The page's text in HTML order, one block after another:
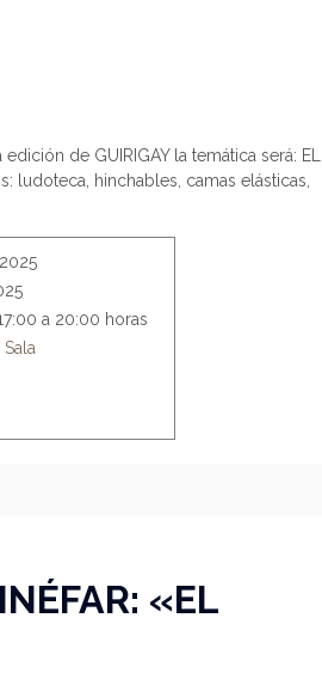
de GUIRIGAY la temática será: EL
ludoteca, hinchables, camas elásticas,
a 20:00 horas
Sala
«EL